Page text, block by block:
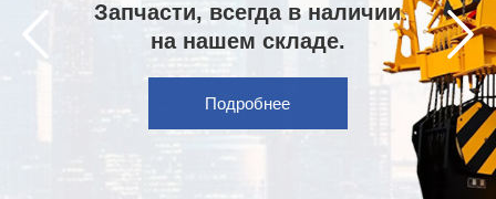
Запчасти, всегда в наличии
на нашем складе.
Подробнее